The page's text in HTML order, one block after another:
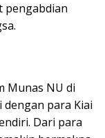
pengabdian
Munas NU di
para Kiai
Dari para